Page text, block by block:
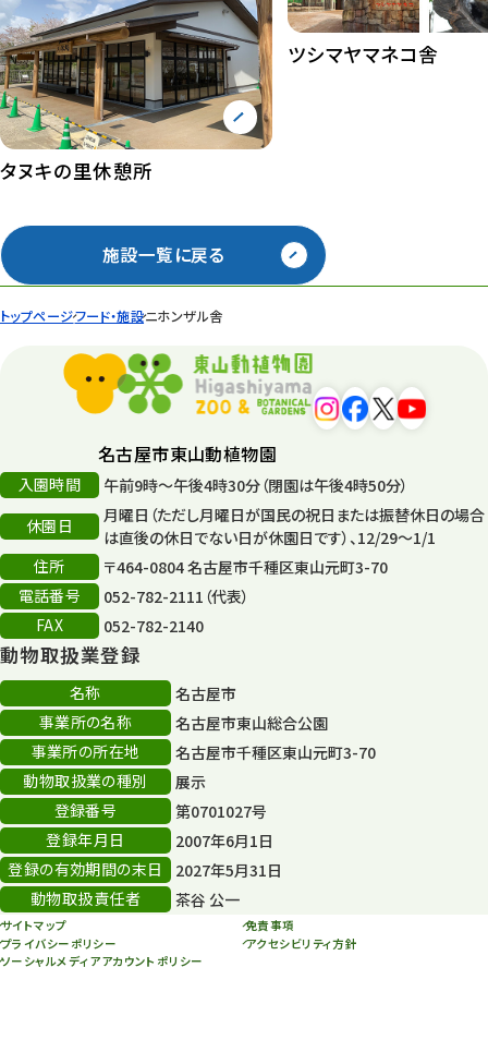
トップページフード・施設ニホンザル舎
タヌキの里休憩所
ツシマヤマネコ舎
施設一覧に戻る
名古屋市東山動植物園
入園時間
午前9時～午後4時30分（閉園は午後4時50分）
休園日
月曜日（ただし月曜日が国民の祝日または振替休日の場合
は直後の休日でない日が休園日です）、12/29～1/1
住所
〒464-0804 名古屋市千種区東山元町3-70
電話番号
052-782-2111（代表）
FAX
052-782-2140
動物取扱業登録
名称
名古屋市
事業所の名称
名古屋市東山総合公園
事業所の所在地
名古屋市千種区東山元町3-70
動物取扱業の種別
展示
登録番号
第0701027号
登録年月日
2007年6月1日
登録の有効期間の末日
2027年5月31日
動物取扱責任者
茶谷 公一
サイトマップ
免責事項
プライバシーポリシー
アクセシビリティ方針
ソーシャルメディアアカウントポリシー